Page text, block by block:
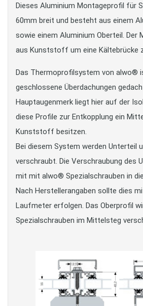
Dieses Aluminium Montageprofil für
60mm breit und besteht aus einem
sowie einem Aluminium Oberteil.
aus Kunststoff um eine Kältebrücke
Das Thermoprofilsystem von alwo®
geschlossene Überdachungen
Hauptaugenmerk liegt hier auf der
diese Profile zur Entkopplung ein
Kunststoff besitzen.
Bei diesem System werden Unterteil
verschraubt. Die Verschraubung des
mit mit alwo® Spezialschrauben in
Nach Herstellerangaben sollte dies
Laufmeter erfolgen. Das Oberprofil
Spezialschrauben im Mittelsteg